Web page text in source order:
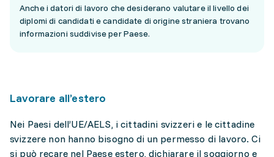
Anche i datori di lavoro che desiderano valutare il livello dei
diplomi di candidati e candidate di origine straniera trovano
informazioni suddivise per Paese.
Lavorare all’estero
Nei Paesi dell’UE/AELS, i cittadini svizzeri e le cittadine
svizzere non hanno bisogno di un permesso di lavoro. Ci
si può recare nel Paese estero, dichiarare il soggiorno e